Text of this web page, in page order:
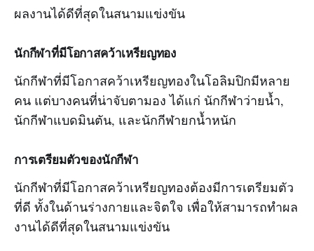
ผลงานได้ดีที่สุดในสนามแข่งขัน
นักกีฬาที่มีโอกาสคว้าเหรียญทอง
นักกีฬาที่มีโอกาสคว้าเหรียญทองในโอลิมปิกมีหลาย
คน แต่บางคนที่น่าจับตามอง ได้แก่ นักกีฬาว่ายน้ำ,
นักกีฬาแบดมินตัน, และนักกีฬายกน้ำหนัก
การเตรียมตัวของนักกีฬา
นักกีฬาที่มีโอกาสคว้าเหรียญทองต้องมีการเตรียมตัว
ที่ดี ทั้งในด้านร่างกายและจิตใจ เพื่อให้สามารถทำผล
งานได้ดีที่สุดในสนามแข่งขัน